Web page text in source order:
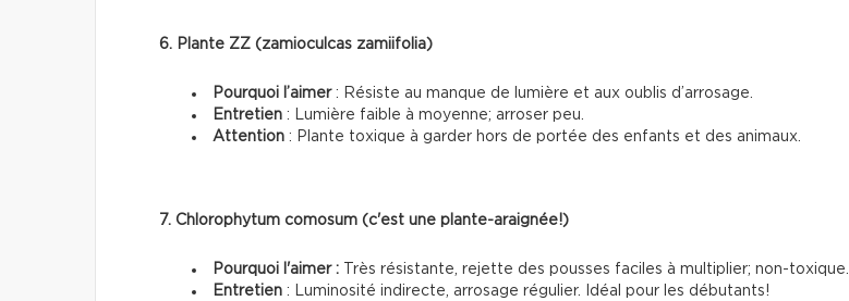
6. Plante ZZ (zamioculcas zamiifolia)
Pourquoi l’aimer: Résiste au manque de lumière et aux oublis d’arrosage.
Entretien : Lumière faible à moyenne; arroser peu.
Attention : Plante toxique à garder hors de portée des enfants et des animaux.
7. Chlorophytum comosum (c'est une plante-araignée!)
Pourquoi l'aimer :
Très résistante, rejette des pousses faciles à multiplier; non-toxique.
Entretien : Luminosité indirecte, arrosage régulier. Idéal pour les débutants!